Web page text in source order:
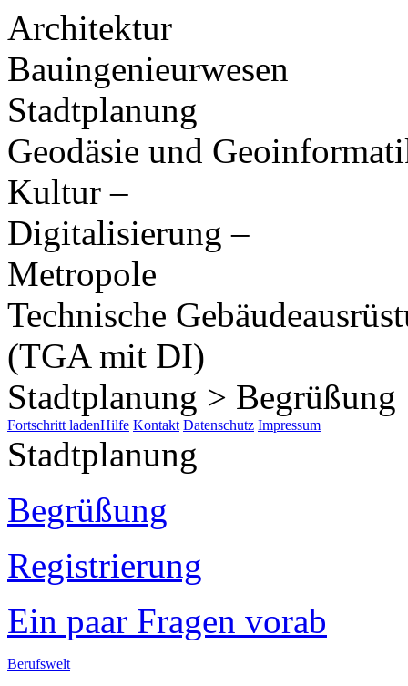
Architektur
Bauingenieurwesen
Stadtplanung
Geodäsie und
Kultur –
Digitalisierung –
Metropole
Technische
(TGA mit DI)
Stadtplanung > Begrüßung
Fortschritt ladenHilfe Kontakt Datenschutz Impressum
Stadtplanung
Begrüßung
Registrierung
Ein paar Fragen vorab
Berufswelt